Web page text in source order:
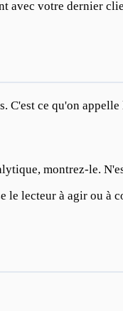
avec votre dernier
C'est ce qu'on
montrez-le.
le lecteur à agir ou à